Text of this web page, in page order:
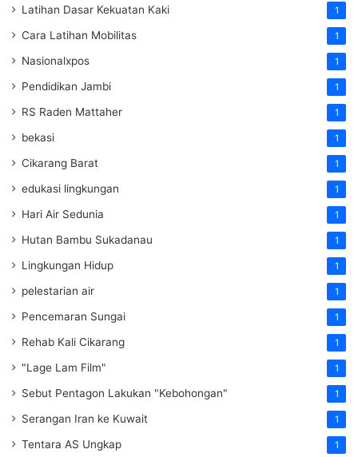
Latihan Dasar Kekuatan Kaki 1
Cara Latihan Mobilitas 1
Nasionalxpos 1
Pendidikan Jambi 1
RS Raden Mattaher 1
bekasi 1
Cikarang Barat 1
edukasi lingkungan 1
Hari Air Sedunia 1
Hutan Bambu Sukadanau 1
Lingkungan Hidup 1
pelestarian air 1
Pencemaran Sungai 1
Rehab Kali Cikarang 1
"Lage Lam Film" 1
Sebut Pentagon Lakukan "Kebohongan" 1
Serangan Iran ke Kuwait 1
Tentara AS Ungkap 1